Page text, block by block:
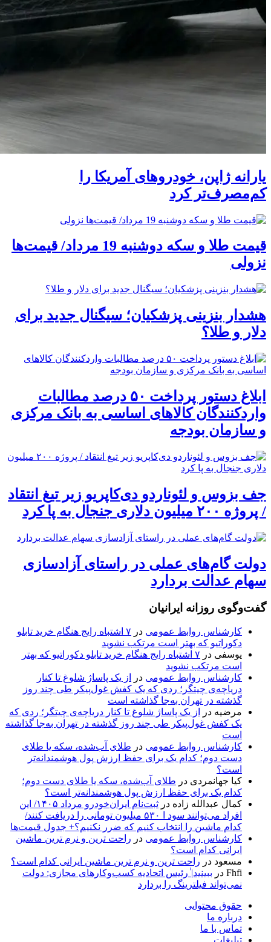
یارانه ژاپن، خودروهای آمریکا را
کم‌مصرف‌تر کرد
قیمت طلا و سکه دوشنبه 19 مرداد/ قیمت‌ها
نزولی
هشدار بنزینی پزشکیان؛ سیگنال جدید برای
دلار و طلا؟
ابلاغ دستور پرداخت ۵۰ درصد مطالبات
واردکنندگان کالاهای اساسی به بانک مرکزی
و سازمان بودجه
جف بزوس و لئوناردو دی‌کاپریو زیر تیغ انتقاد
/ پروژه ۲۰۰ میلیون دلاری جنجال به پا کرد
دولت گام‌های عملی در راستای آزادسازی
سهام عدالت بردارد
گفت‌وگوی روزانه ایرانیان
کارشناس روابط عمومی در
۷ اشتباه رایج هنگام خرید تابلو
دکوراتیو که بهتر است مرتکب نشوید
یوسفی در
۷ اشتباه رایج هنگام خرید تابلو دکوراتیو که بهتر
است مرتکب نشوید
کارشناس روابط عمومی در
از یک پاساژ شلوغ تا کنار
دریاچه‌ی چیتگر؛ ردی که یک کفش غول‌پیکر طی چند روز
گذشته در تهران به‌جا گذاشته است
مرضیه در
از یک پاساژ شلوغ تا کنار دریاچه‌ی چیتگر؛ ردی که
یک کفش غول‌پیکر طی چند روز گذشته در تهران به‌جا گذاشته
است
کارشناس روابط عمومی در طلای آب‌شده، سکه یا طلای
دست دوم؛ کدام یک برای حفظ ارزش پول هوشمندانه‌تر
است؟
کیا جهانمردی در طلای آب‌شده، سکه یا طلای دست دوم؛
کدام یک برای حفظ ارزش پول هوشمندانه‌تر است؟
کمال عبدالله زاده در
ثبت‌نام ایران‌خودرو مرداد ۱۴۰۵/ این
افراد می‌توانند سود ا ۵۳۰ میلیون تومانی را دریافت کنند/
کدام ماشین را انتخاب کنیم که ضرر نکنیم؟+ جدول قیمت‌ها
کارشناس روابط عمومی در راحت ترین و نرم ترین ماشین
ایرانی کدام است؟
مسعود در راحت ترین و نرم ترین ماشین ایرانی کدام است؟
Fhfi در ببینید| ٰرئیس اتحادیه کسب‌وکارهای مجازی: دولت
نمی‌تواند فیلترینگ را بردارد
حقوق محتوایی
درباره ما
تماس با ما